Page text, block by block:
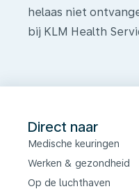
helaas niet
bij KLM Health
Direct naar
Medische keuringen
Werken & gezondheid
Op de luchthaven